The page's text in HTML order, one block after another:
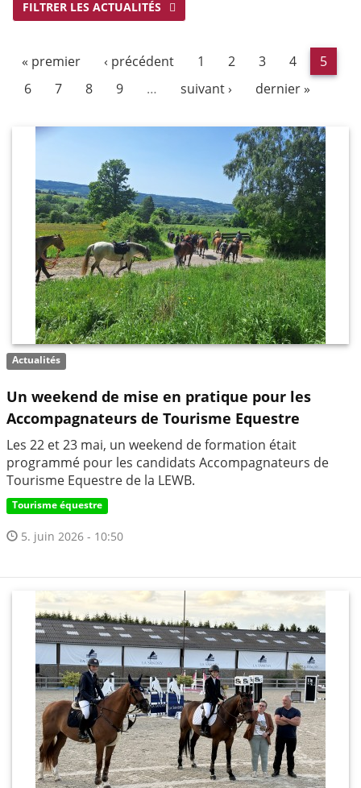
FILTRER LES ACTUALITÉS
« premier ‹ précédent 1 2 3 4
5
6
7 8 9 … suivant › dernier »
Actualités
Un weekend de mise en pratique pour les
Accompagnateurs de Tourisme Equestre
Les 22 et 23 mai, un weekend de formation était
programmé pour les candidats Accompagnateurs de
Tourisme Equestre de la LEWB.
Tourisme équestre
5. juin 2026 - 10:50